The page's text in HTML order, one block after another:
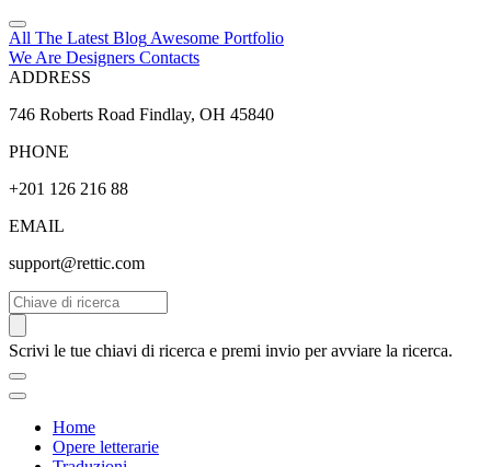
All The Latest Blog Awesome Portfolio
We Are Designers Contacts
ADDRESS
746 Roberts Road Findlay, OH 45840
PHONE
+201 126 216 88
EMAIL
support@rettic.com
Cerca
Scrivi le tue chiavi di ricerca e premi invio per avviare la ricerca.
Home
Opere letterarie